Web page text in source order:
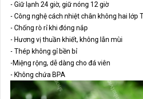
- Giữ lạnh 24 giờ, giữ nóng 12 giờ
- Công nghệ cách nhiệt chân không hai lớp
- Chống rò rỉ khi đóng nắp
- Hương vị thuần khiết, không lẫn mùi
- Thép không gỉ bền bỉ
-Miệng rộng, dễ dàng cho đá viên
- Không chứa BPA